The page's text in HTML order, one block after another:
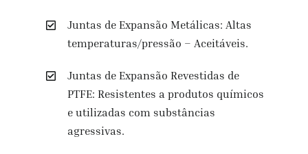
Juntas de Expansão Metálicas: Altas
temperaturas/pressão – Aceitáveis.
Juntas de Expansão Revestidas de
PTFE: Resistentes a produtos químicos
e utilizadas com substâncias
agressivas.